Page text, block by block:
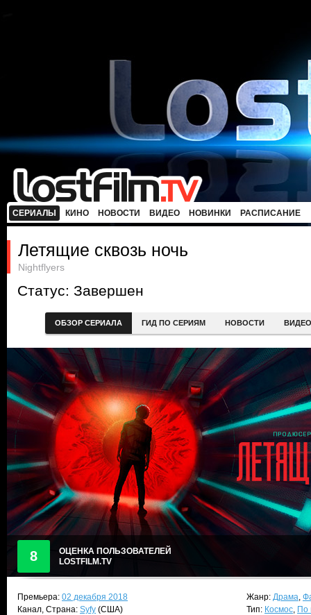
СЕРИАЛЫ КИНО НОВОСТИ ВИДЕО НОВИНКИ РАСПИСАНИЕ
Летящие сквозь ночь
Nightflyers
Статус: Завершен
ОБЗОР СЕРИАЛА ГИД ПО СЕРИЯМ НОВОСТИ ВИДЕО
8
ОЦЕНКА ПОЛЬЗОВАТЕЛЕЙ
LOSTFILM.TV
Премьера: 02 декабря 2018
Канал, Страна: Syfy (США)
Жанр: Драма,
Тип: Космос, По